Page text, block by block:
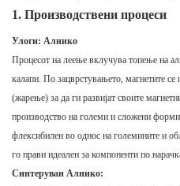
1. Производствени процеси
Улоги: Алнико
Процесот на леење вклучува топење на
калапи. По зацврстувањето, магнетите
(жарење) за да ги развијат своите
производство на големи и сложени
флексибилен во однос на големините и
го прави идеален за компоненти по
Синтеруван Алнико: